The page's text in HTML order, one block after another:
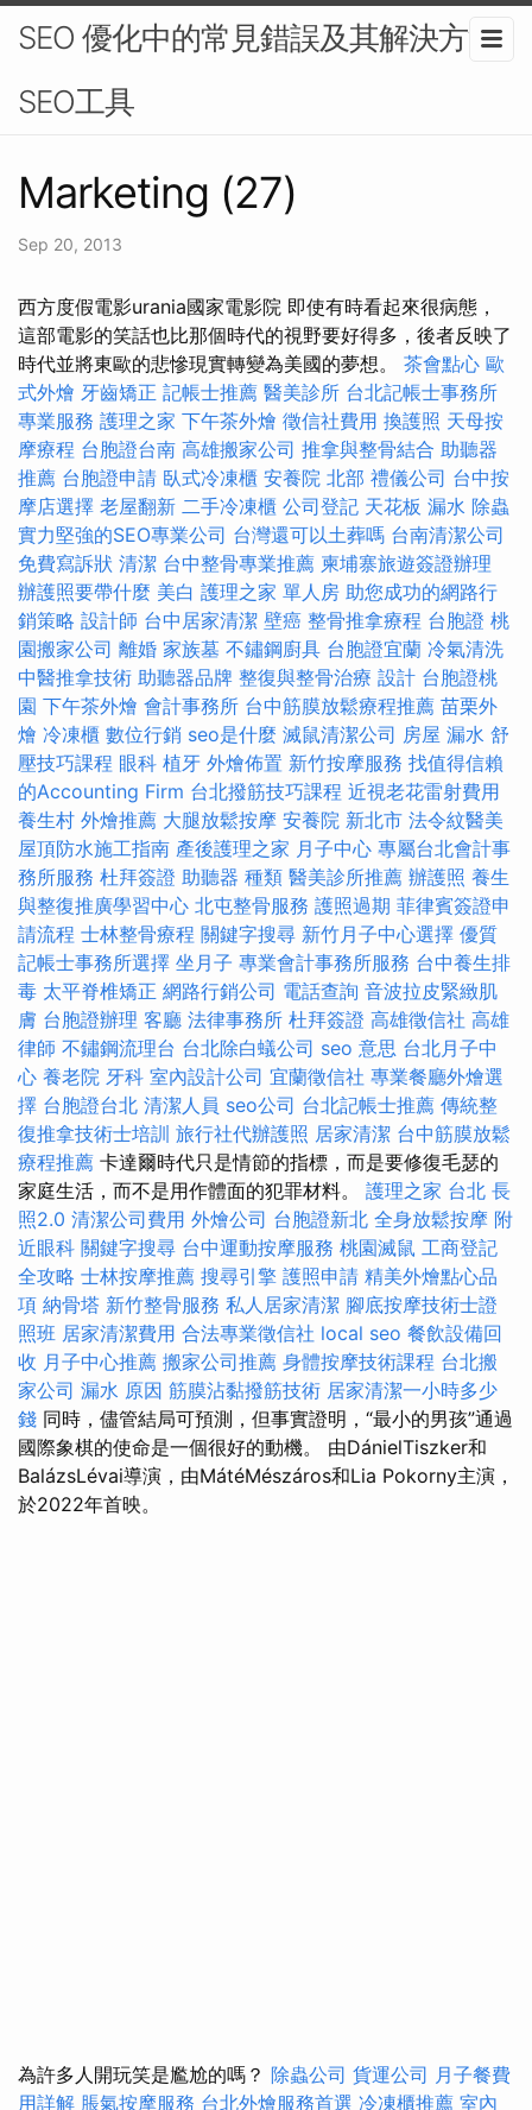
SEO 優化中的常見錯誤及其解決方法-
SEO工具
Marketing (27)
Sep 20, 2013
西方度假電影urania國家電影院 即使有時看起來很病態，
這部電影的笑話也比那個時代的視野要好得多，後者反映了
時代並將東歐的悲慘現實轉變為美國的夢想。 茶會點心 歐
式外燴 牙齒矯正 記帳士推薦 醫美診所 台北記帳士事務所
專業服務 護理之家 下午茶外燴 徵信社費用 換護照 天母按
摩療程 台胞證台南 高雄搬家公司 推拿與整骨結合 助聽器
推薦 台胞證申請 臥式冷凍櫃 安養院 北部 禮儀公司 台中按
摩店選擇 老屋翻新 二手冷凍櫃 公司登記 天花板 漏水 除蟲
實力堅強的SEO專業公司 台灣還可以土葬嗎 台南清潔公司
免費寫訴狀 清潔 台中整骨專業推薦 柬埔寨旅遊簽證辦理
辦護照要帶什麼 美白 護理之家 單人房 助您成功的網路行
銷策略 設計師 台中居家清潔 壁癌 整骨推拿療程 台胞證 桃
園搬家公司 離婚 家族墓 不鏽鋼廚具 台胞證宜蘭 冷氣清洗
中醫推拿技術 助聽器品牌 整復與整骨治療 設計 台胞證桃
園 下午茶外燴 會計事務所 台中筋膜放鬆療程推薦 苗栗外
燴 冷凍櫃 數位行銷 seo是什麼 滅鼠清潔公司 房屋 漏水 舒
壓技巧課程 眼科 植牙 外燴佈置 新竹按摩服務 找值得信賴
的Accounting Firm 台北撥筋技巧課程 近視老花雷射費用
養生村 外燴推薦 大腿放鬆按摩 安養院 新北市 法令紋醫美
屋頂防水施工指南 產後護理之家 月子中心 專屬台北會計事
務所服務 杜拜簽證 助聽器 種類 醫美診所推薦 辦護照 養生
與整復推廣學習中心 北屯整骨服務 護照過期 菲律賓簽證申
請流程 士林整骨療程 關鍵字搜尋 新竹月子中心選擇 優質
記帳士事務所選擇 坐月子 專業會計事務所服務 台中養生排
毒 太平脊椎矯正 網路行銷公司 電話查詢 音波拉皮緊緻肌
膚 台胞證辦理 客廳 法律事務所 杜拜簽證 高雄徵信社 高雄
律師 不鏽鋼流理台 台北除白蟻公司 seo 意思 台北月子中
心 養老院 牙科 室內設計公司 宜蘭徵信社 專業餐廳外燴選
擇 台胞證台北 清潔人員 seo公司 台北記帳士推薦 傳統整
復推拿技術士培訓 旅行社代辦護照 居家清潔 台中筋膜放鬆
療程推薦 卡達爾時代只是情節的指標，而是要修復毛瑟的
家庭生活，而不是用作體面的犯罪材料。 護理之家 台北 長
照2.0 清潔公司費用 外燴公司 台胞證新北 全身放鬆按摩 附
近眼科 關鍵字搜尋 台中運動按摩服務 桃園滅鼠 工商登記
全攻略 士林按摩推薦 搜尋引擎 護照申請 精美外燴點心品
項 納骨塔 新竹整骨服務 私人居家清潔 腳底按摩技術士證
照班 居家清潔費用 合法專業徵信社 local seo 餐飲設備回
收 月子中心推薦 搬家公司推薦 身體按摩技術課程 台北搬
家公司 漏水 原因 筋膜沾黏撥筋技術 居家清潔一小時多少
錢 同時，儘管結局可預測，但事實證明，“最小的男孩”通過
國際象棋的使命是一個很好的動機。 由DánielTiszker和
BalázsLévai導演，由MátéMészáros和Lia Pokorny主演，
於2022年首映。
為許多人開玩笑是尷尬的嗎？ 除蟲公司 貨運公司 月子餐費
用詳解 脹氣按摩服務 台北外燴服務首選 冷凍櫃推薦 室內